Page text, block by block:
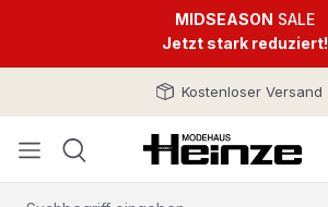
MIDSEASON SALE
Jetzt stark reduziert!
Kostenloser Versand